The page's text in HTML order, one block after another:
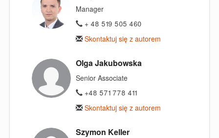
Manager
+ 48 519 505 460
Skontaktuj się z autorem
Olga Jakubowska
Senior Associate
+48 571 778 411
Skontaktuj się z autorem
Szymon Keller